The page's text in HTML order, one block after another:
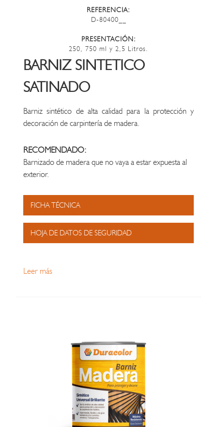
REFERENCIA:
D-80400__
PRESENTACIÓN:
250, 750 ml y 2,5 Litros.
BARNIZ SINTETICO
SATINADO
Barniz sintético de alta calidad para la protección y
decoración de carpintería de madera.
RECOMENDADO:
Barnizado de madera que no vaya a estar expuesta al
exterior.
FICHA TÉCNICA
HOJA DE DATOS DE SEGURIDAD
Leer más